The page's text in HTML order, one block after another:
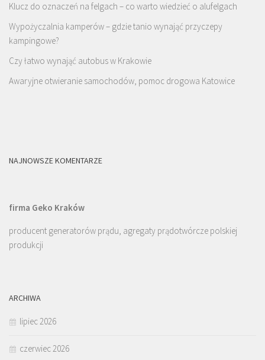
Klucz do oznaczeń na felgach – co warto wiedzieć o alufelgach
Wypożyczalnia kamperów – gdzie tanio wynająć przyczepy
kampingowe?
Czy łatwo wynająć autobus w Krakowie
Awaryjne otwieranie samochodów, pomoc drogowa Katowice
NAJNOWSZE KOMENTARZE
firma Geko Kraków
producent generatorów prądu, agregaty prądotwórcze polskiej
produkcji
ARCHIWA
lipiec 2026
czerwiec 2026